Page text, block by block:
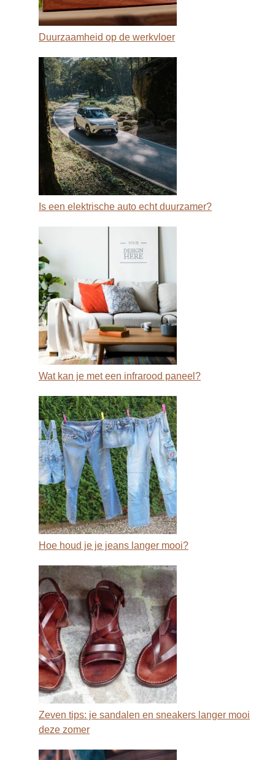
Duurzaamheid op de werkvloer
Is een elektrische auto echt duurzamer?
Wat kan je met een infrarood paneel?
Hoe houd je je jeans langer mooi?
Zeven tips: je sandalen en sneakers langer mooi
deze zomer